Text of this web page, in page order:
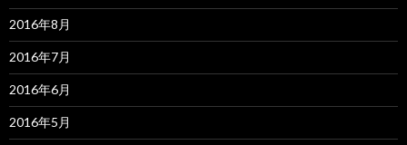
2016年8月
2016年7月
2016年6月
2016年5月